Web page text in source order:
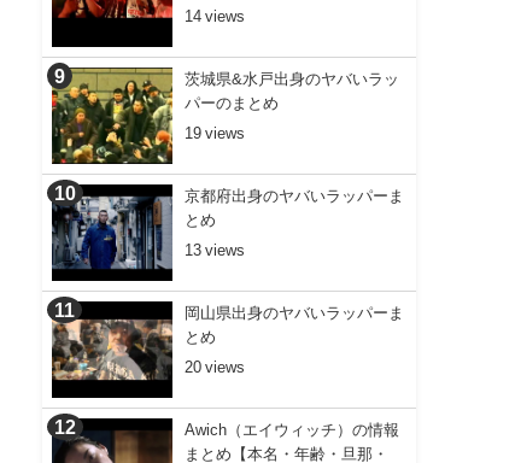
14
茨城県&水戸出身のヤバいラッ
パーのまとめ
19
京都府出身のヤバいラッパーま
とめ
13
岡山県出身のヤバいラッパーま
とめ
20
Awich（エイウィッチ）の情報
まとめ【本名・年齢・旦那・